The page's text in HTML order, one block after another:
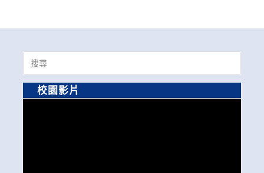
Search
for:
校園影片